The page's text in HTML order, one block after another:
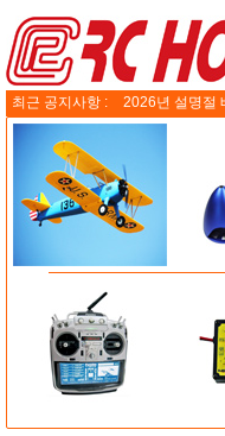
최근 공지사항 : 2026년 설명절